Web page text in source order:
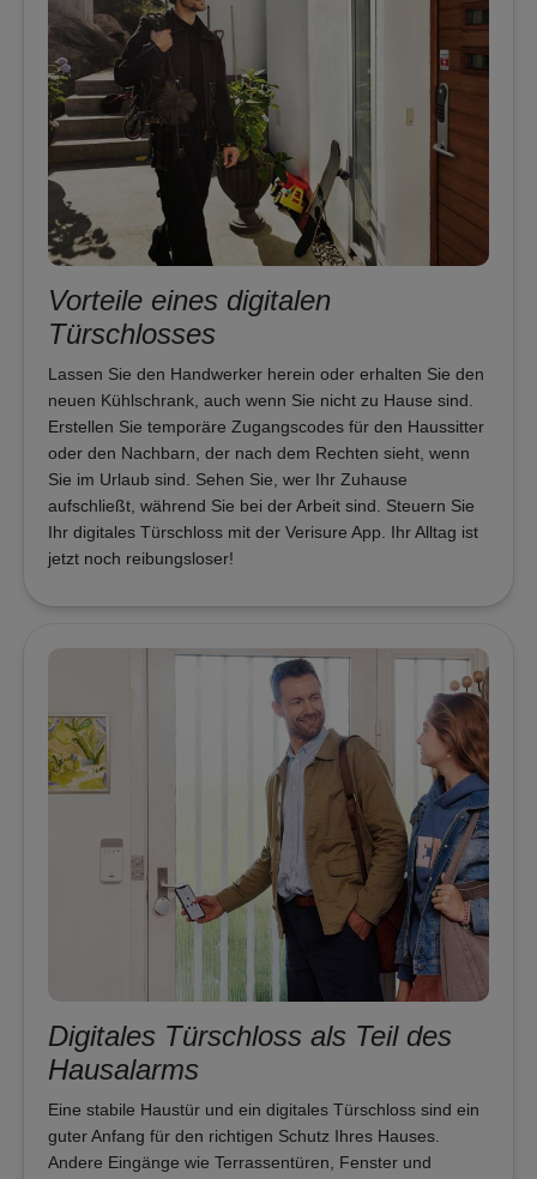
Vorteile eines digitalen
Türschlosses
Lassen Sie den Handwerker herein oder erhalten Sie den
neuen Kühlschrank, auch wenn Sie nicht zu Hause sind.
Erstellen Sie temporäre Zugangscodes für den Haussitter
oder den Nachbarn, der nach dem Rechten sieht, wenn
Sie im Urlaub sind. Sehen Sie, wer Ihr Zuhause
aufschließt, während Sie bei der Arbeit sind. Steuern Sie
Ihr digitales Türschloss mit der Verisure App. Ihr Alltag ist
jetzt noch reibungsloser!
Digitales Türschloss als Teil des
Hausalarms
Eine stabile Haustür und ein digitales Türschloss sind ein
guter Anfang für den richtigen Schutz Ihres Hauses.
Andere Eingänge wie Terrassentüren, Fenster und